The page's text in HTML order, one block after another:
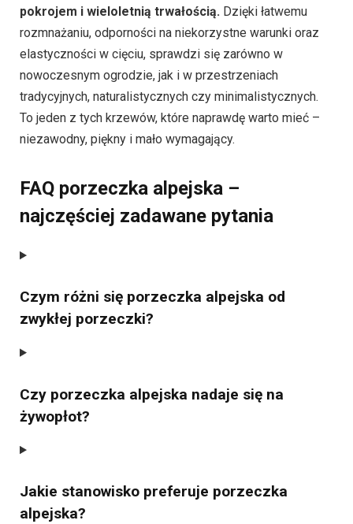
pokrojem i wieloletnią trwałością. Dzięki łatwemu
rozmnażaniu, odporności na niekorzystne warunki oraz
elastyczności w cięciu, sprawdzi się zarówno w
nowoczesnym ogrodzie, jak i w przestrzeniach
tradycyjnych, naturalistycznych czy minimalistycznych.
To jeden z tych krzewów, które naprawdę warto mieć –
niezawodny, piękny i mało wymagający.
FAQ porzeczka alpejska –
najczęściej zadawane pytania
Czym różni się porzeczka alpejska od
zwykłej porzeczki?
Czy porzeczka alpejska nadaje się na
żywopłot?
Jakie stanowisko preferuje porzeczka
alpejska?